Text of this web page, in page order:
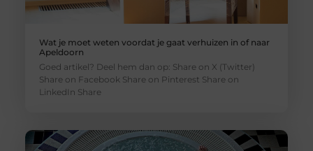
Wat je moet weten voordat je gaat verhuizen in of naar
Apeldoorn
Goed artikel? Deel hem dan op: Share on X (Twitter)
Share on Facebook Share on Pinterest Share on
LinkedIn Share